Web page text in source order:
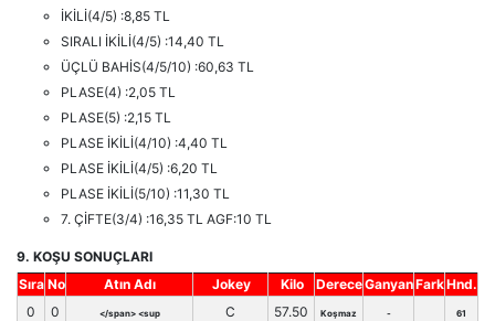
İKİLİ(4/5) :8,85 TL
SIRALI İKİLİ(4/5) :14,40 TL
ÜÇLÜ BAHİS(4/5/10) :60,63 TL
PLASE(4) :2,05 TL
PLASE(5) :2,15 TL
PLASE İKİLİ(4/10) :4,40 TL
PLASE İKİLİ(4/5) :6,20 TL
PLASE İKİLİ(5/10) :11,30 TL
7. ÇİFTE(3/4) :16,35 TL AGF:10 TL
9. KOŞU SONUÇLARI
Sıra No Atın Adı Jokey Kilo DereceGanyanFarkHnd.
0
0
</span> <sup
C
57.50 Koşmaz - 61